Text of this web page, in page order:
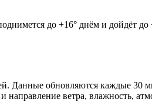
до +16° днём и дойдёт
Данные обновляются каждые 30
ветра, влажность,